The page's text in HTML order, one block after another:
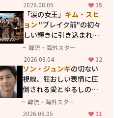
2026.08.05
15
「涙の女王」 キム・スヒ
ョン "ブレイク前"の初々
しい輝きに引き込まれ
る...2PM テギョン
共演の青春名作「ドリー
ムハイ」
韓流・海外スター
2026.08.04
12
ソン・ジュンギの切ない
視線、狂おしい表情に圧
倒される――愛とゆるしの人
間ドラマ「優しい男」
韓流・海外スター
2026.08.05
11